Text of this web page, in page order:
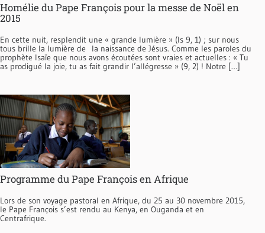
Homélie du Pape François pour la messe de Noël en
2015
En cette nuit, resplendit une « grande lumière » (Is 9, 1) ; sur nous
tous brille la lumière de la naissance de Jésus. Comme les paroles du
prophète Isaïe que nous avons écoutées sont vraies et actuelles : « Tu
as prodigué la joie, tu as fait grandir l’allégresse » (9, 2) ! Notre […]
Programme du Pape François en Afrique
Lors de son voyage pastoral en Afrique, du 25 au 30 novembre 2015,
le Pape François s’est rendu au Kenya, en Ouganda et en
Centrafrique.